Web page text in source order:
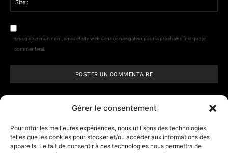
Gérer le consentement
Pour offrir les meilleures expériences, nous utilisons des technologies
telles que les cookies pour stocker et/ou accéder aux informations des
appareils. Le fait de consentir à ces technologies nous permettra de
:
Enregistrer mon nom, email et site web dans ce navigateur pour la prochaine fois que je
commenterai.
ARCANE VISIONS- Tarologie,